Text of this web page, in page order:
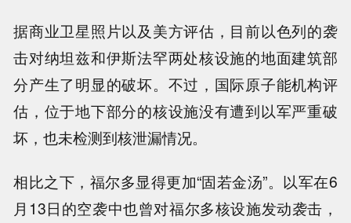
据商业卫星照片以及美方评估，目前以色列的袭
击对纳坦兹和伊斯法罕两处核设施的地面建筑部
分产生了明显的破坏。不过，国际原子能机构评
估，位于地下部分的核设施没有遭到以军严重破
坏，也未检测到核泄漏情况。
相比之下，福尔多显得更加“固若金汤”。以军在6
月13日的空袭中也曾对福尔多核设施发动袭击，